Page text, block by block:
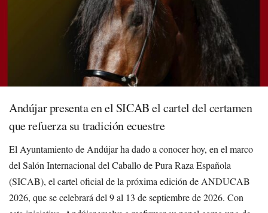
Andújar presenta en el SICAB el cartel del certamen
que refuerza su tradición ecuestre
El Ayuntamiento de Andújar ha dado a conocer hoy, en el marco
del Salón Internacional del Caballo de Pura Raza Española
(SICAB), el cartel oficial de la próxima edición de ANDUCAB
2026, que se celebrará del 9 al 13 de septiembre de 2026. Con